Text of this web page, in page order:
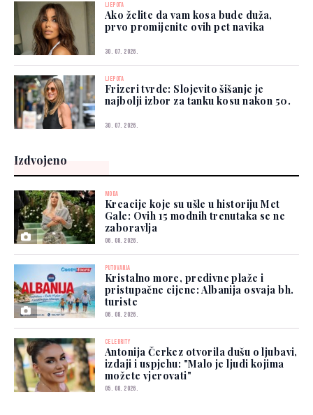
LJEPOTA
Ako želite da vam kosa bude duža,
prvo promijenite ovih pet navika
30. 07. 2026.
LJEPOTA
Frizeri tvrde: Slojevito šišanje je
najbolji izbor za tanku kosu nakon 50.
30. 07. 2026.
Izdvojeno
MODA
Kreacije koje su ušle u historiju Met
Gale: Ovih 15 modnih trenutaka se ne
zaboravlja
06. 08. 2026.
PUTOVANJA
Kristalno more, predivne plaže i
pristupačne cijene: Albanija osvaja bh.
turiste
06. 08. 2026.
CELEBRITY
Antonija Čerkez otvorila dušu o ljubavi,
izdaji i uspjehu: "Malo je ljudi kojima
možete vjerovati"
05. 08. 2026.